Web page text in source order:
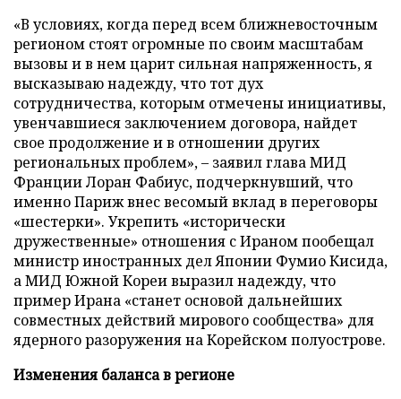
«В условиях, когда перед всем ближневосточным
регионом стоят огромные по своим масштабам
вызовы и в нем царит сильная напряженность, я
высказываю надежду, что тот дух
сотрудничества, которым отмечены инициативы,
увенчавшиеся заключением договора, найдет
свое продолжение и в отношении других
региональных проблем», – заявил глава МИД
Франции Лоран Фабиус, подчеркнувший, что
именно Париж внес весомый вклад в переговоры
«шестерки». Укрепить «исторически
дружественные» отношения с Ираном пообещал
министр иностранных дел Японии Фумио Кисида,
а МИД Южной Кореи выразил надежду, что
пример Ирана «станет основой дальнейших
совместных действий мирового сообщества» для
ядерного разоружения на Корейском полуострове.
Изменения баланса в регионе